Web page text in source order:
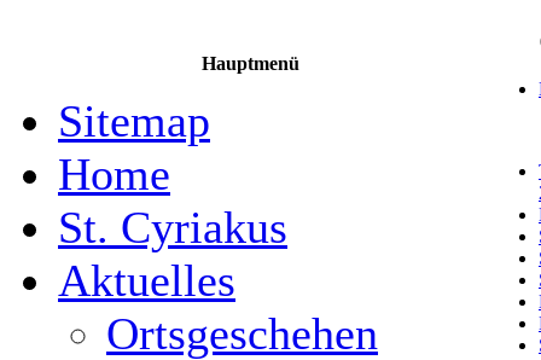
Hauptmenü
Sitemap
Home
St. Cyriakus
Aktuelles
Ortsgeschehen